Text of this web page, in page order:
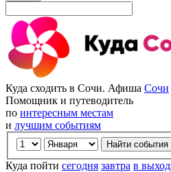
Куда сходить в Сочи. Афиша Сочи
Помощник и путеводитель
по интересным местам
и лучшим событиям
Куда пойти сегодня завтра в